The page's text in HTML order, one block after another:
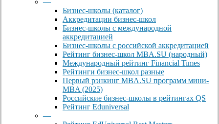
Бизнес-школы (каталог)
Аккредитации бизнес-школ
Бизнес-школы с международной
аккредитацией
Бизнес-школы с российской аккредитацией
Рейтинг бизнес-школ MBA.SU (народный)
Международный рейтинг Financial Times
Рейтинги бизнес-школ разные
Первый рэнкинг MBA.SU программ мини-
MBA (2025)
Российские бизнес-школы в рейтингах QS
Рейтинг Eduniversal
—